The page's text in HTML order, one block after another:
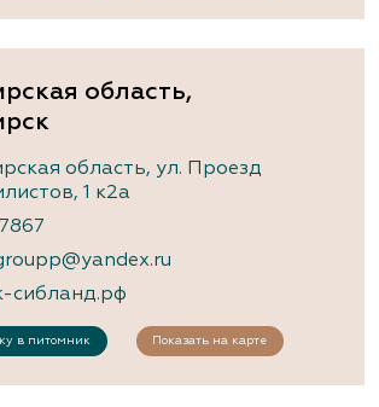
область,
область, ул. Проезд
1 к2а
сибланд.рф
в питомник Показать на карте